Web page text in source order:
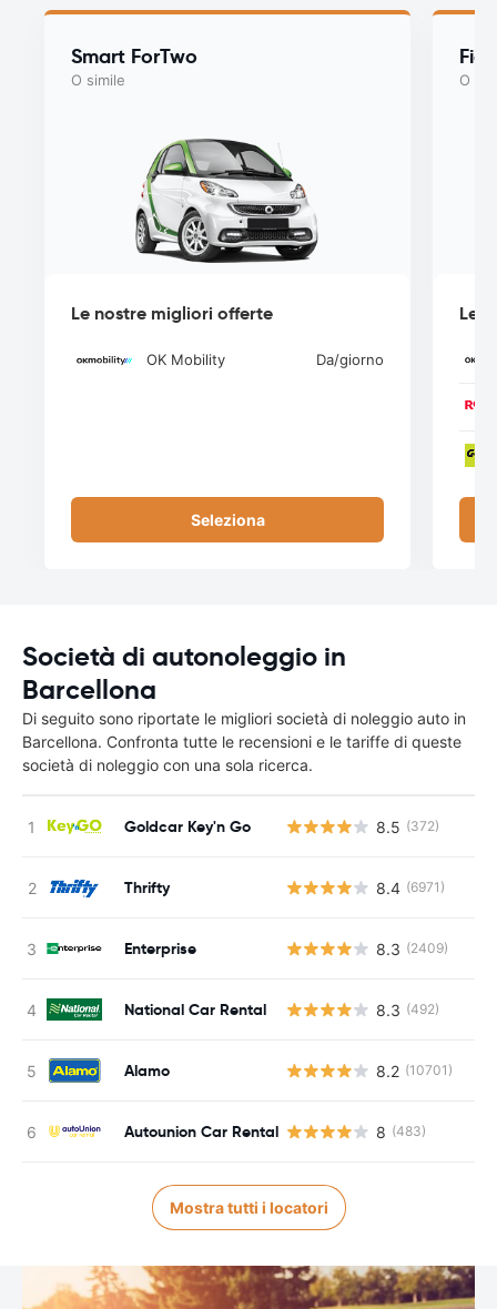
Smart ForTwo
O simile
Le nostre migliori offerte
OK Mobility Da/giorno
Seleziona
O
Le
Società di autonoleggio in
Barcellona
Di seguito sono riportate le migliori società di noleggio auto in
Barcellona. Confronta tutte le recensioni e le tariffe di queste
società di noleggio con una sola ricerca.
Goldcar Key'n Go 8.5 (372)
Thrifty 8.4 (6971)
Enterprise 8.3 (2409)
National Car Rental 8.3 (492)
Alamo 8.2 (10701)
Autounion Car Rental 8 (483)
Mostra tutti i locatori